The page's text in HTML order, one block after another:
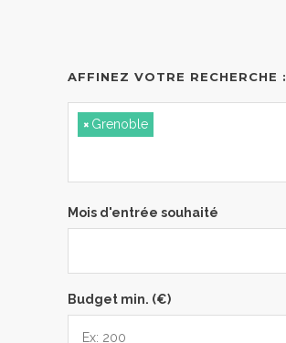
AFFINEZ VOTRE RECHERCHE :
× Grenoble
Mois d'entrée souhaité
Budget min. (€)